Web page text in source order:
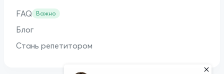
FAQ Важно
Блог
Стань репетитором